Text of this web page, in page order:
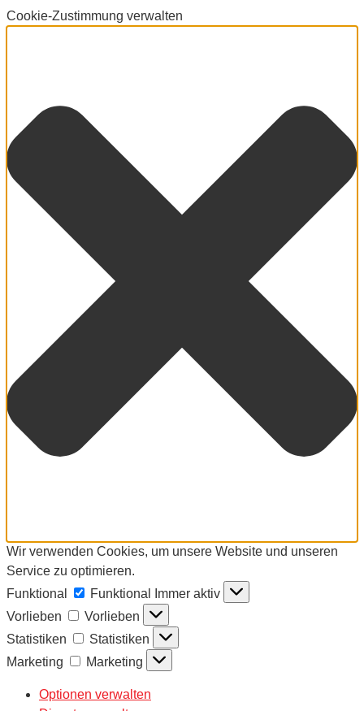
Cookie-Zustimmung verwalten
Wir verwenden Cookies, um unsere Website und unseren
Service zu optimieren.
Funktional
Funktional
Immer aktiv
Vorlieben
Vorlieben
Statistiken
Statistiken
Marketing
Marketing
Optionen verwalten